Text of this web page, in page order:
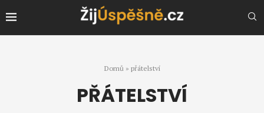
Domů » přátelství
PŘÁTELSTVÍ